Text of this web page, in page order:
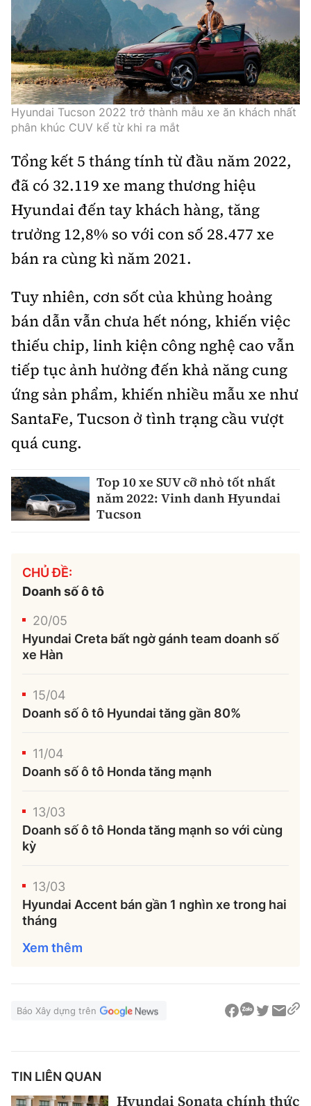
Hyundai Tucson 2022 trở thành mẫu xe ăn khách nhất
phân khúc CUV kể từ khi ra mắt
Tổng kết 5 tháng tính từ đầu năm 2022,
đã có 32.119 xe mang thương hiệu
Hyundai đến tay khách hàng, tăng
trưởng 12,8% so với con số 28.477 xe
bán ra cùng kì năm 2021.
Tuy nhiên, cơn sốt của khủng hoảng
bán dẫn vẫn chưa hết nóng, khiến việc
thiếu chip, linh kiện công nghệ cao vẫn
tiếp tục ảnh hưởng đến khả năng cung
ứng sản phẩm, khiến nhiều mẫu xe như
SantaFe, Tucson ở tình trạng cầu vượt
quá cung.
Top 10 xe SUV cỡ nhỏ tốt nhất
năm 2022: Vinh danh Hyundai
Tucson
CHỦ ĐỀ:
Doanh số ô tô
20/05
Hyundai Creta bất ngờ gánh team doanh số
xe Hàn
15/04
Doanh số ô tô Hyundai tăng gần 80%
11/04
Doanh số ô tô Honda tăng mạnh
13/03
Doanh số ô tô Honda tăng mạnh so với cùng
kỳ
13/03
Hyundai Accent bán gần 1 nghìn xe trong hai
tháng
Xem thêm
Báo Xây dựng trên
TIN LIÊN QUAN
Hyundai Sonata chính thức